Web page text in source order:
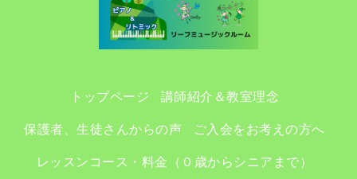
トップページ 講師紹介＆教室理念
保護者、生徒さんからの声 ご入会をお考えの方へ
レッスンコース・料金（０歳からシニアまで）